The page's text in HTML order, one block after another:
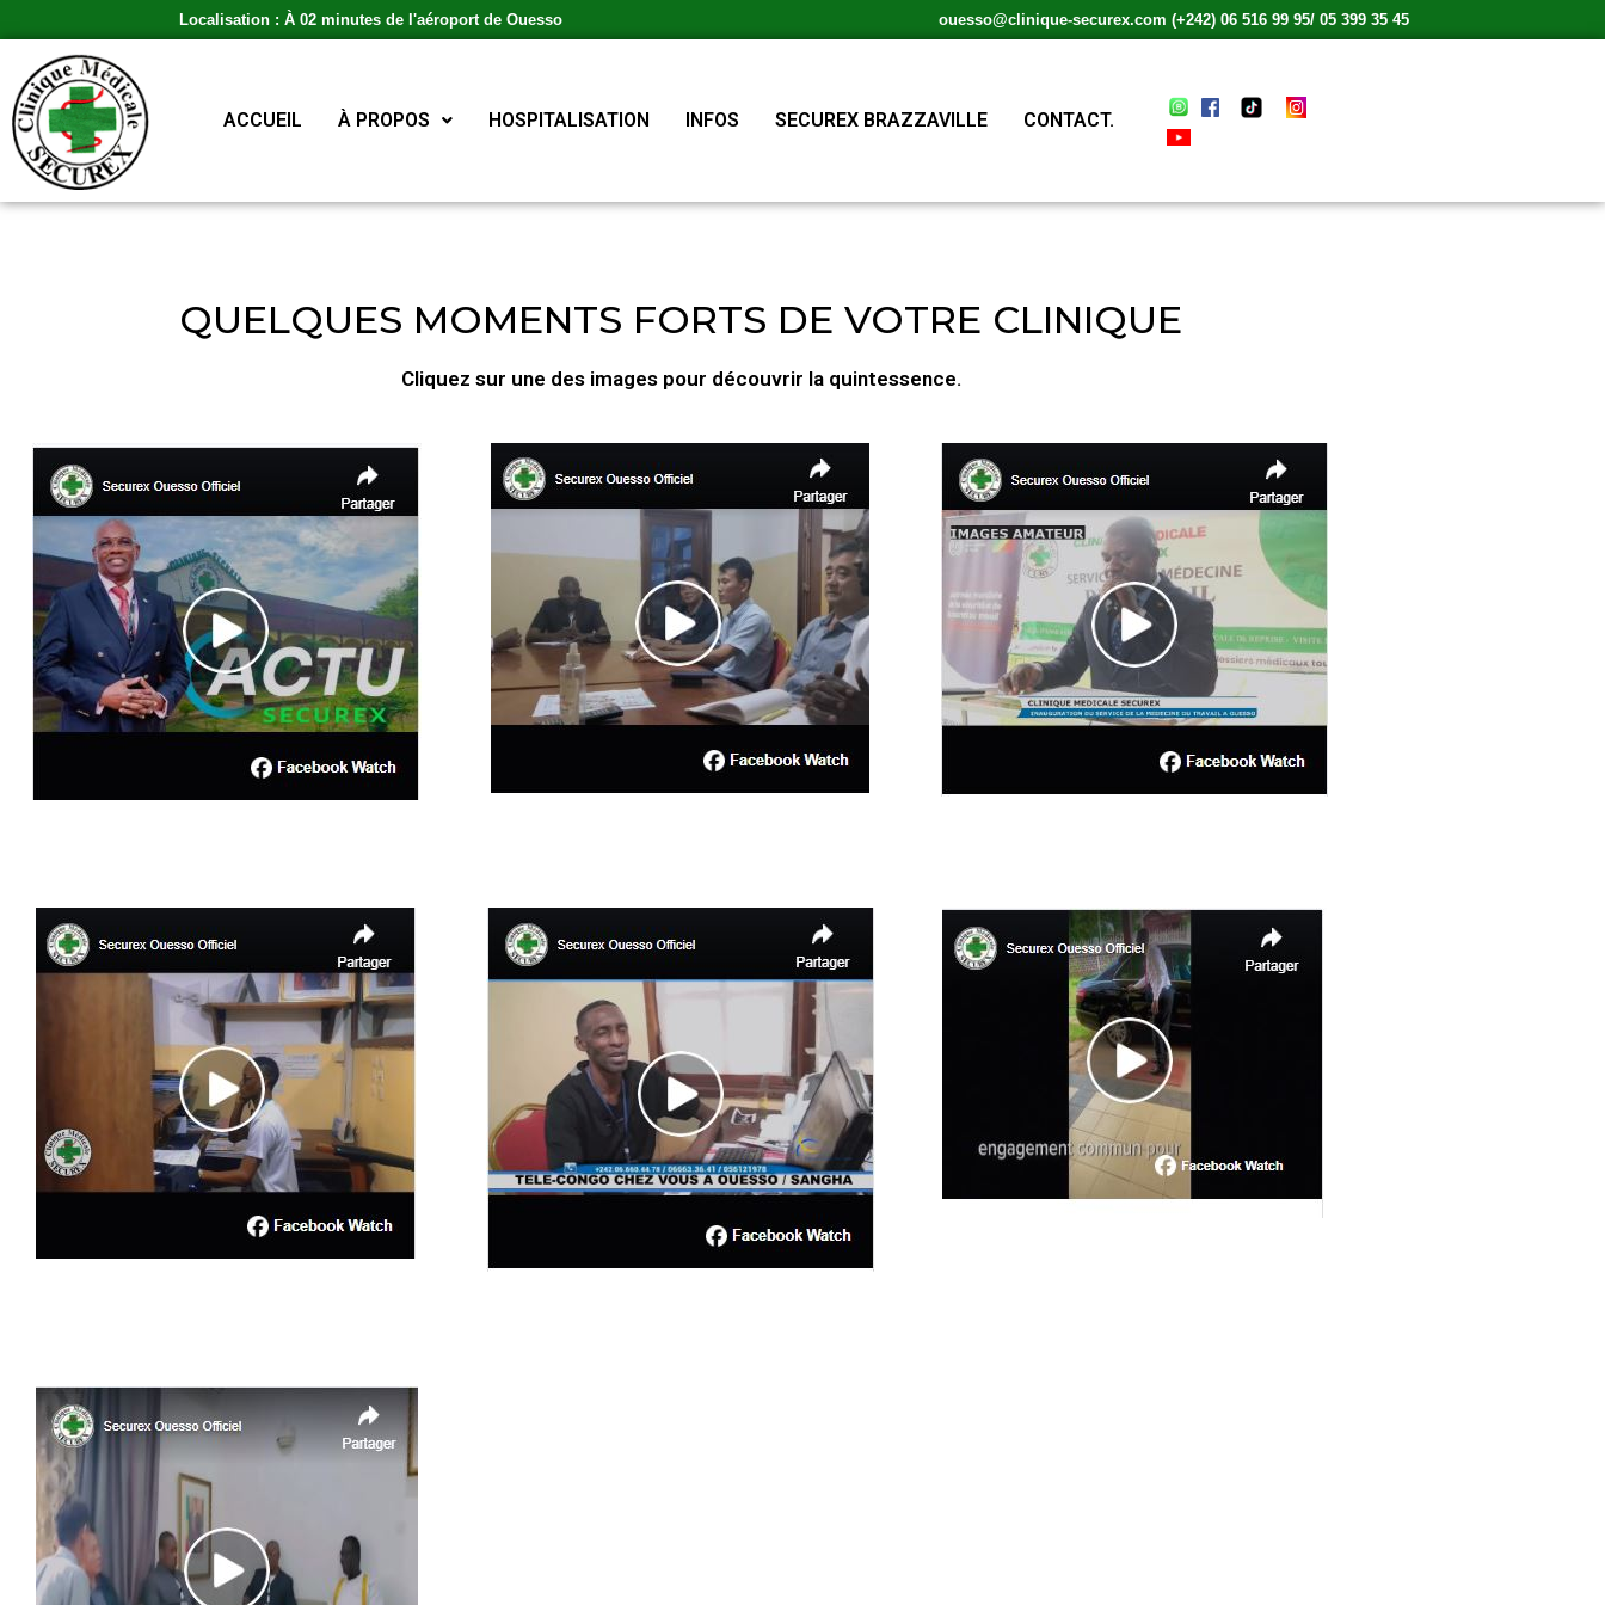
Localisation : À 02 minutes de l'aéroport de Ouesso ouesso@clinique-securex.com (+242) 06 516 99 95/ 05 399 35 45
ACCUEIL À PROPOS HOSPITALISATION INFOS SECUREX BRAZZAVILLE CONTACT.
QUELQUES MOMENTS FORTS DE VOTRE CLINIQUE
Cliquez sur une des images pour découvrir la quintessence.